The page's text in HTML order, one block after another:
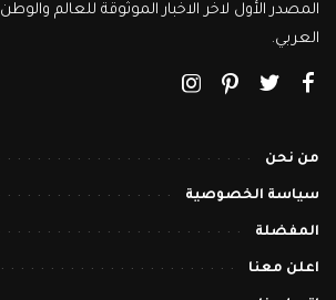
المصدر الأول لاخر الاخبار الموثوقة للعالم والوطن
العربي.
من نحن
سياسة الخصوصية
المفضلة
اعلن معنا